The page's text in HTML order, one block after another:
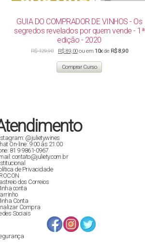
GUIA DO COMPRADOR DE VINHOS - Os
segredos revelados por quem vende - 1ª
edição - 2020
R$129,90
preço
original
R$ 129,90.
R$ 89,00O
preço
atual
é:
R$ 89,00.
ou em 10xde R$ 8,90
Comprar Curso
@julietywines
On-line: 9:00 às 21:00
81 9 9861-0967
contato@juliety.com.br
de Privacidade
dos Correios
conta
Conta
Compra
Sociais